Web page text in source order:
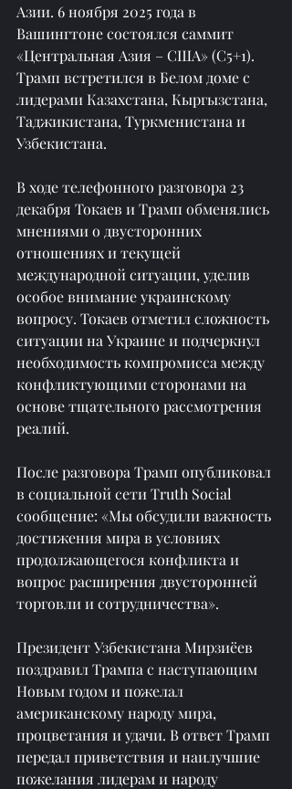
Азии. 6 ноября 2025 года в
Вашингтоне состоялся саммит
«Центральная Азия – США» (C5+1).
Трамп встретился в Белом доме с
лидерами Казахстана, Кыргызстана,
Таджикистана, Туркменистана и
Узбекистана.
В ходе телефонного разговора 23
декабря Токаев и Трамп обменялись
мнениями о двусторонних
отношениях и текущей
международной ситуации, уделив
особое внимание украинскому
вопросу. Токаев отметил сложность
ситуации на Украине и подчеркнул
необходимость компромисса между
конфликтующими сторонами на
основе тщательного рассмотрения
реалий.
После разговора Трамп опубликовал
в социальной сети Truth Social
сообщение: «Мы обсудили важность
достижения мира в условиях
продолжающегося конфликта и
вопрос расширения двусторонней
торговли и сотрудничества».
Президент Узбекистана Мирзиёев
поздравил Трампа с наступающим
Новым годом и пожелал
американскому народу мира,
процветания и удачи. В ответ Трамп
передал приветствия и наилучшие
пожелания лидерам и народу